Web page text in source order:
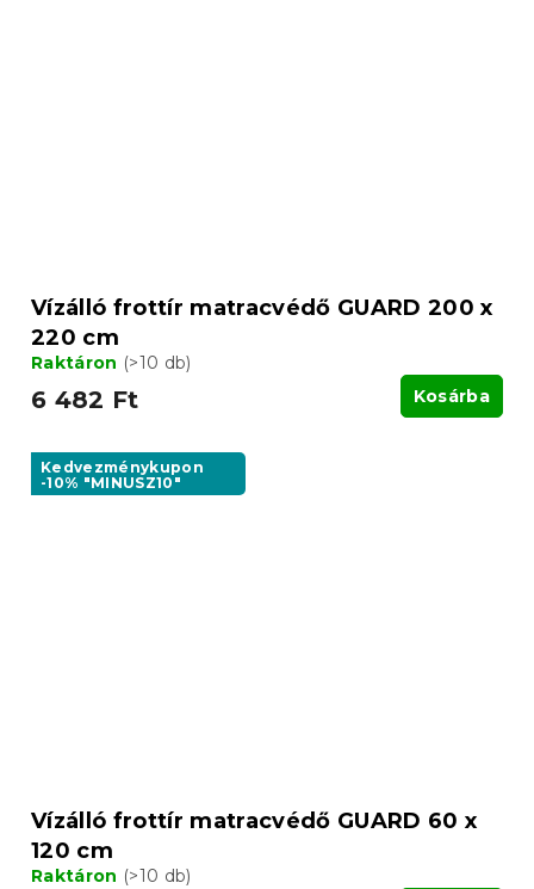
Vízálló frottír matracvédő GUARD 200 x
220 cm
Raktáron (>10 db)
6 482 Ft Kosárba
Kedvezménykupon
-10% "MINUSZ10"
Vízálló frottír matracvédő GUARD 60 x
120 cm
Raktáron (>10 db)